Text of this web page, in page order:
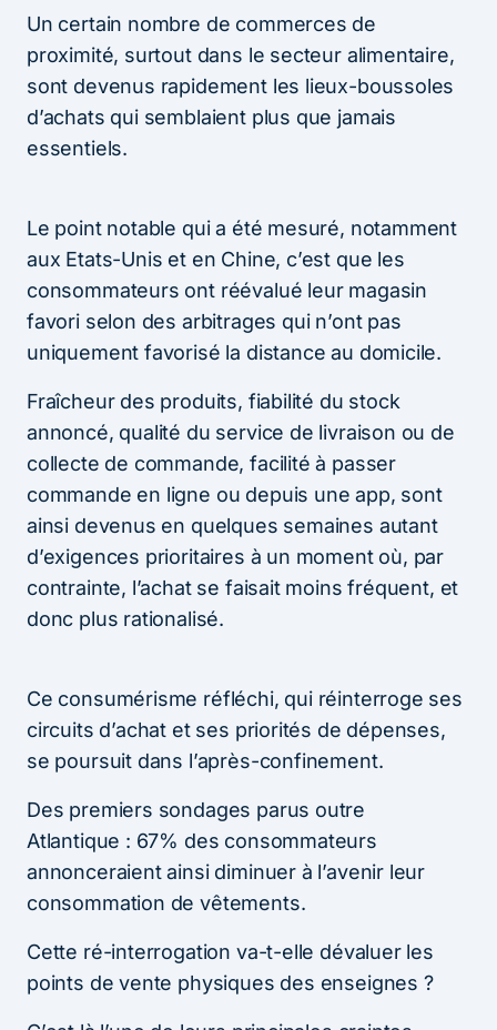
Un certain nombre de commerces de
proximité, surtout dans le secteur alimentaire,
sont devenus rapidement les lieux-boussoles
d’achats qui semblaient plus que jamais
essentiels.
Le point notable qui a été mesuré, notamment
aux Etats-Unis et en Chine, c’est que les
consommateurs ont réévalué leur magasin
favori selon des arbitrages qui n’ont pas
uniquement favorisé la distance au domicile.
Fraîcheur des produits, fiabilité du stock
annoncé, qualité du service de livraison ou de
collecte de commande, facilité à passer
commande en ligne ou depuis une app, sont
ainsi devenus en quelques semaines autant
d’exigences prioritaires à un moment où, par
contrainte, l’achat se faisait moins fréquent, et
donc plus rationalisé.
Ce consumérisme réfléchi, qui réinterroge ses
circuits d’achat et ses priorités de dépenses,
se poursuit dans l’après-confinement.
Des premiers sondages parus outre
Atlantique : 67% des consommateurs
annonceraient ainsi diminuer à l’avenir leur
consommation de vêtements.
Cette ré-interrogation va-t-elle dévaluer les
points de vente physiques des enseignes ?